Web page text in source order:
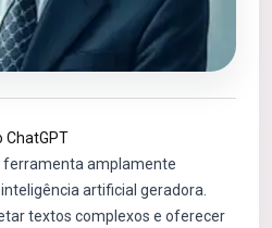
ChatGPT
ferramenta amplamente
artificial geradora.
textos complexos e oferecer